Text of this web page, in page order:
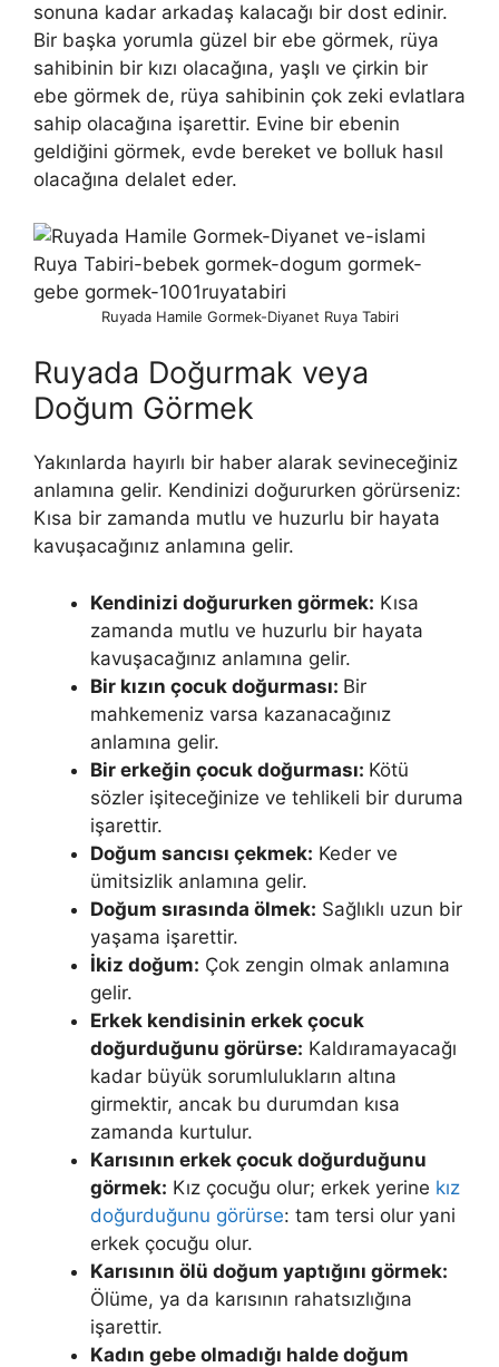
sonuna kadar arkadaş kalacağı bir dost edinir.
Bir başka yorumla güzel bir ebe görmek, rüya
sahibinin bir kızı olacağına, yaşlı ve çirkin bir
ebe görmek de, rüya sahibinin çok zeki evlatlara
sahip olacağına işarettir. Evine bir ebenin
geldiğini görmek, evde bereket ve bolluk hasıl
olacağına delalet eder.
Ruyada Hamile Gormek-Diyanet Ruya Tabiri
Ruyada Doğurmak veya
Doğum Görmek
Yakınlarda hayırlı bir haber alarak sevineceğiniz
anlamına ge­lir. Kendinizi doğururken görürseniz:
Kısa bir zamanda mutlu ve huzurlu bir hayata
kavuşacağınız anlamına gelir.
Kendinizi doğururken görmek: Kısa
zamanda mutlu ve huzurlu bir hayata
kavuşacağınız anlamına gelir.
Bir kızın çocuk doğur­ması: Bir
mahkemeniz varsa kazanacağınız
anlamına gelir.
Bir erkeğin çocuk doğurması: Kötü
sözler işiteceğinize ve tehlikeli bir duruma
işarettir.
Doğum sancısı çekmek: Keder ve
ümitsizlik anlamına gelir.
Doğum sı­rasında ölmek: Sağlıklı uzun bir
yaşama işarettir.
İkiz doğum: Çok zen­gin olmak anlamına
gelir.
Erkek kendisinin erkek çocuk
doğurduğunu görürse: Kaldıramayacağı
kadar büyük sorumlulukların altına
girmektir, an­cak bu durumdan kısa
zamanda kurtulur.
Karısının erkek çocuk doğur­duğunu
görmek: Kız çocuğu olur; erkek yerine kız
doğurduğunu görürse: tam tersi olur yani
erkek çocuğu olur.
Karısının ölü doğum yaptığını gör­mek:
Ölüme, ya da karısının rahatsızlığına
işarettir.
Kadın gebe olmadığı halde doğum